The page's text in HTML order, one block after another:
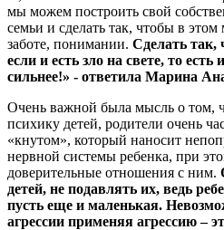
мы можем построить свой
семьи и сделать так, чтобы в
заботе, понимании. Сделать так,
если и есть зло на свете, то есть
сильнее!» - ответила Марина
Очень важной была мысль о том,
психику детей, родители очень
«кнутом», который наносит
нервной системы ребенка, при
доверительные отношения с ним.
детей, не подавлять их, ведь
пусть еще и маленькая.
агрессии применяя агрессию –